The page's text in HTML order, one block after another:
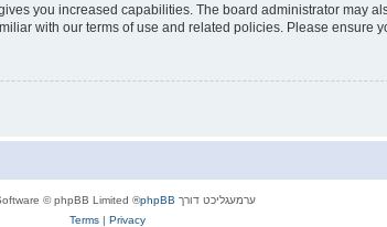
you increased capabilities. The board administrator may
with our terms of use and related policies. Please ensure
ערמעגליכט דורך phpBB
® Forum Software © phpBB Limited
Privacy
|
Terms